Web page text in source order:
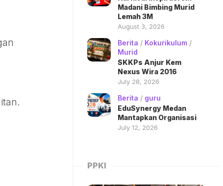
Madani Bimbing Murid
Lemah 3M
August 3, 2026
Berita / Kokurikulum /
Murid
SKKPs Anjur Kem
Nexus Wira 2016
July 28, 2026
Berita / guru
EduSynergy Medan
Mantapkan Organisasi
July 12, 2026
PPKI